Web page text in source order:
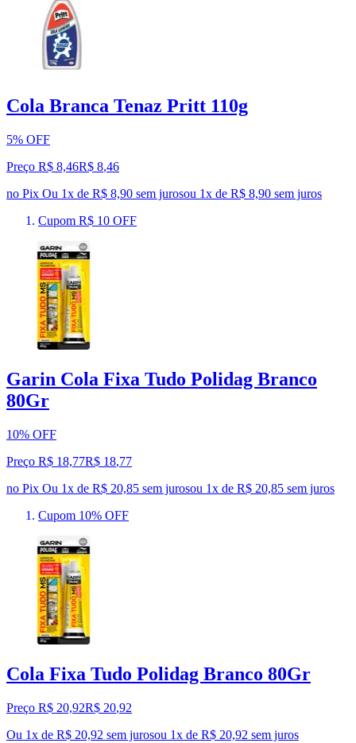
Cola Branca Tenaz Pritt 110g
5% OFF
Preço R$ 8,46R$ 8,46
no Pix Ou 1x de R$ 8,90 sem jurosou 1x de R$ 8,90 sem juros
Cupom R$ 10 OFF
Garin Cola Fixa Tudo Polidag Branco
80Gr
10% OFF
Preço R$ 18,77R$ 18,77
no Pix Ou 1x de R$ 20,85 sem jurosou 1x de R$ 20,85 sem juros
Cupom 10% OFF
Cola Fixa Tudo Polidag Branco 80Gr
Preço R$ 20,92R$ 20,92
Ou 1x de R$ 20,92 sem jurosou 1x de R$ 20,92 sem juros